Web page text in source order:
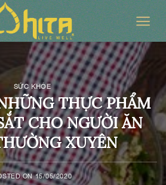
SỨC KHỎE
THỰC PHẨM
CHO NGƯỜI ĂN
XUYÊN
ON15/05/2020